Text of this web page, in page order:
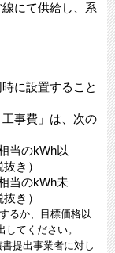
線にて供給し、系
に設置すること
工事費」は、次の
当のkWh以
き）
当のkWh未
き）
るか、目標価格以
てください。
出事業者に対し